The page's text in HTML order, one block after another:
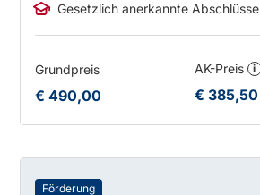
Gesetzlich anerkannte Abschlüsse
Grundpreis
€ 490,00
AK-Preis i
€ 385,50
Förderung